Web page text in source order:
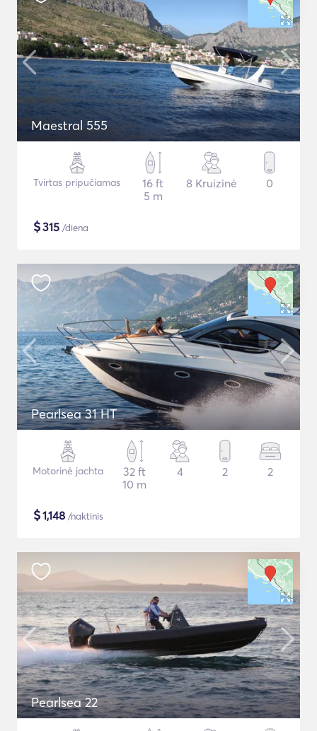
Maestral 555
Tvirtas pripučiamas
16 ft
5 m
8 Kruizinė 0
$315 /diena
Pearlsea 31 HT
Motorinė jachta
32 ft
10 m
4 2 2
$1,148 /naktinis
Pearlsea 22